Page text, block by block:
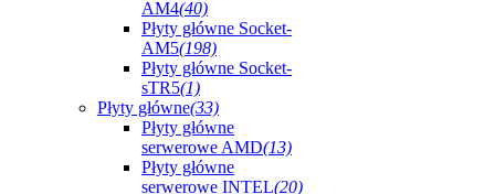
AM4(40)
Płyty główne Socket-
AM5(198)
Płyty główne Socket-
sTR5(1)
Płyty główne(33)
Płyty główne
serwerowe AMD(13)
Płyty główne
serwerowe INTEL(20)